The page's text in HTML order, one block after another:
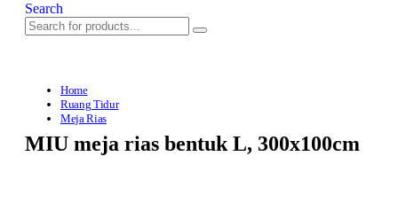
Search
Home
Ruang Tidur
Meja Rias
MIU meja rias bentuk L, 300x100cm